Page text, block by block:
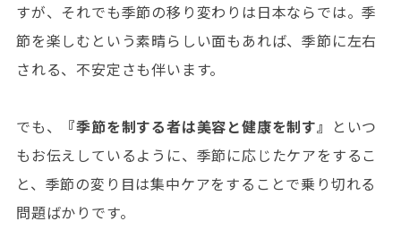
すが、それでも季節の移り変わりは日本ならでは。季
節を楽しむという素晴らしい面もあれば、季節に左右
される、不安定さも伴います。
でも、 『季節を制する者は美容と健康を制す』 といつ
もお伝えしているように、季節に応じたケアをするこ
と、季節の変り目は集中ケアをすることで乗り切れる
問題ばかりです。